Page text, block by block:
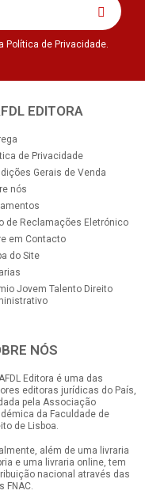
Política de Privacidade.
EDITORA
de Privacidade
Gerais de Venda
nós
de Reclamações Eletrónico
em Contacto
do Site
Jovem Talento Direito
NÓS
Editora é uma das
editoras jurídicas do País,
pela Associação
da Faculdade de
de Lisboa.
além de uma livraria
e uma livraria online, tem
nacional através das
FNAC.